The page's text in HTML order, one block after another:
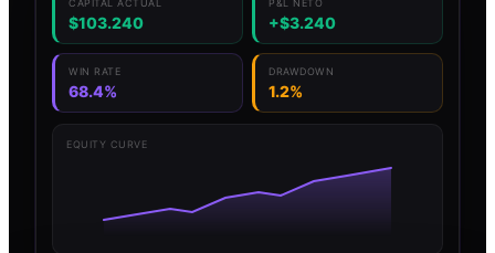
CAPITAL ACTUAL
$103.240
P&L NETO
+$3.240
WIN RATE
68.4%
DRAWDOWN
1.2%
EQUITY CURVE